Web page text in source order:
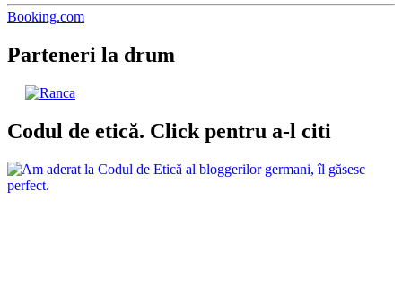
Booking.com
Parteneri la drum
Codul de etică. Click pentru a-l citi